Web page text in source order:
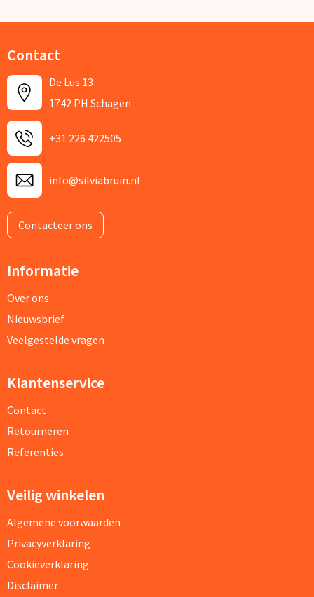
Contact
De Lus 13
1742 PH Schagen
+31 226 422505
info@silviabruin.nl
Contacteer ons
Informatie
Over ons
Nieuwsbrief
Veelgestelde vragen
Klantenservice
Contact
Retourneren
Referenties
Veilig winkelen
Algemene voorwaarden
Privacyverklaring
Cookieverklaring
Disclaimer